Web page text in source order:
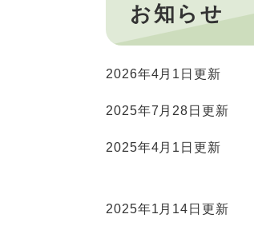
お知らせ
2026年4月1日更新
2025年7月28日更新
2025年4月1日更新
2025年1月14日更新